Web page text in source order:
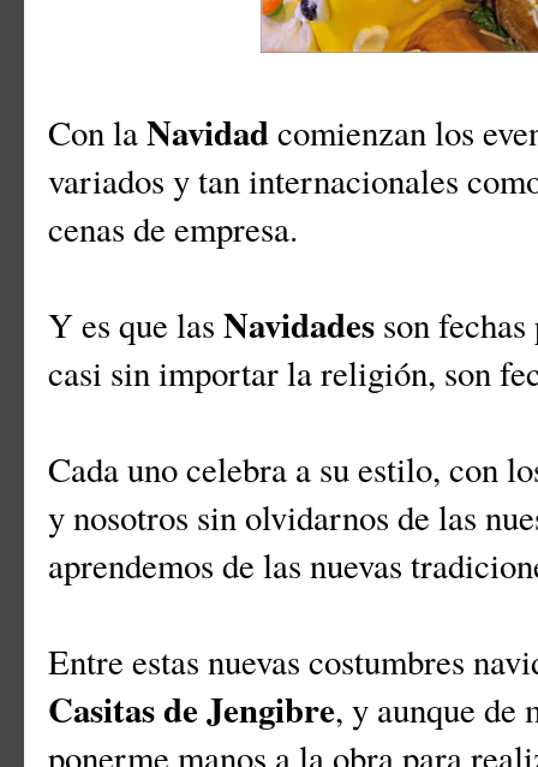
Con laNavidadcomienzan los
variados y tan internacionales
cenas de empresa.
Y es que las Navidades son
casi sin importar la religión, son
Cada uno celebra a su estilo, con
y nosotros sin olvidarnos de las
aprendemos de las nuevas
Entre estas nuevas costumbres
Casitas de Jengibre, y aunque de
ponerme manos a la obra para